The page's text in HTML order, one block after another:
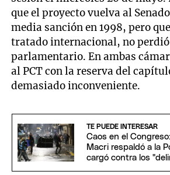
que el proyecto vuelva al
media sanción en 1998, pero
tratado internacional, no
parlamentario. En ambas
al PCT con la reserva del
demasiado inconveniente.
TE PUEDE INTERESAR
Caos en el
Macri respaldó a la
cargó contra los